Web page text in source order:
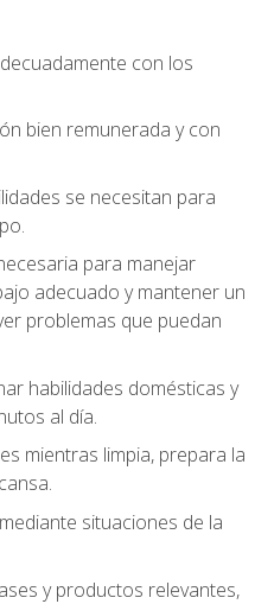
con los
bien remunerada y con
se necesitan para
para manejar
adecuado y mantener un
problemas que puedan
habilidades domésticas y
al día.
mientras limpia, prepara la
situaciones de la
y productos relevantes,